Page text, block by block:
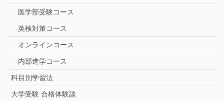
医学部受験コース
英検対策コース
オンラインコース
内部進学コース
科目別学習法
大学受験 合格体験談